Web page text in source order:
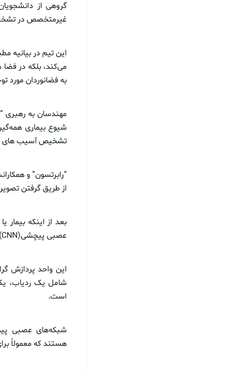
غیرمتخصص در
این تیم در بیانیه
می‌کند، بلکه در فضا
به فضانوردان مورد
مهندسان به رهبری
تشخیص آسیب های
“رابرتسون” و
از طریق گرفتن
بعد از اینکه
عصبی پیچشی(CNN) که توسط یک واحد پردازش گرافیکی انویدیا اداره می‌شود، عکس می‌گیرد.
شامل یک ردیاب،
است.
هستند که معمولاً